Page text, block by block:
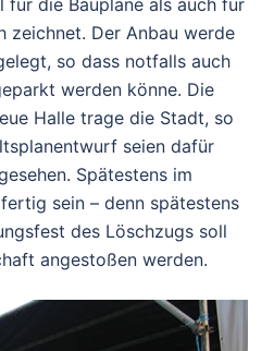
für die Baupläne als auch für
Der Anbau werde
so dass notfalls auch
werden könne. Die
Halle trage die Stadt, so
seien dafür
Spätestens im
sein – denn spätestens
des Löschzugs soll
angestoßen werden.